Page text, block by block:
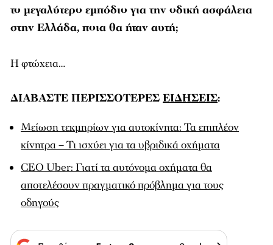
το μεγαλύτερο εμπόδιο για την οδική ασφάλεια
στην Ελλάδα, ποια θα ήταν αυτή;
Η φτώχεια…
ΔΙΑΒΑΣΤΕ ΠΕΡΙΣΣΟΤΕΡΕΣ ΕΙΔΗΣΕΙΣ:
Μείωση τεκμηρίων για αυτοκίνητα: Τα επιπλέον
κίνητρα – Τι ισχύει για τα υβριδικά οχήματα
CEO Uber: Γιατί τα αυτόνομα οχήματα θα
αποτελέσουν πραγματικό πρόβλημα για τους
οδηγούς